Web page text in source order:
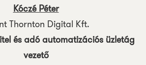
Kóczé Péter
Thornton Digital Kft.
és adó automatizációs üzletág
vezető